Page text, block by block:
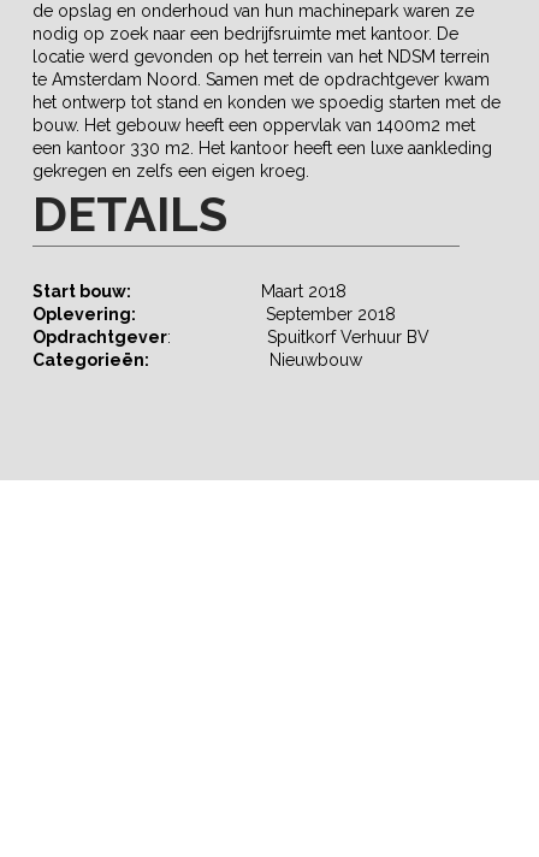
de opslag en onderhoud van hun machinepark waren ze
nodig op zoek naar een bedrijfsruimte met kantoor. De
locatie werd gevonden op het terrein van het NDSM terrein
te Amsterdam Noord. Samen met de opdrachtgever kwam
het ontwerp tot stand en konden we spoedig starten met de
bouw. Het gebouw heeft een oppervlak van 1400m2 met
een kantoor 330 m2. Het kantoor heeft een luxe aankleding
gekregen en zelfs een eigen kroeg.
DETAILS
Start bouw: Maart 2018
Oplevering: September 2018
Opdrachtgever: Spuitkorf Verhuur BV
Categorieën: Nieuwbouw